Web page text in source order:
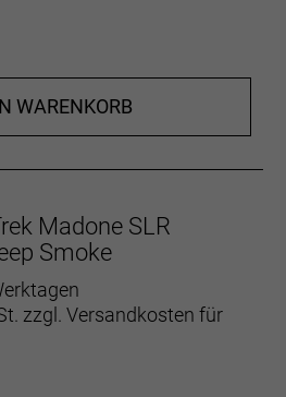
WARENKORB
Madone SLR
Smoke
zzgl. Versandkosten für